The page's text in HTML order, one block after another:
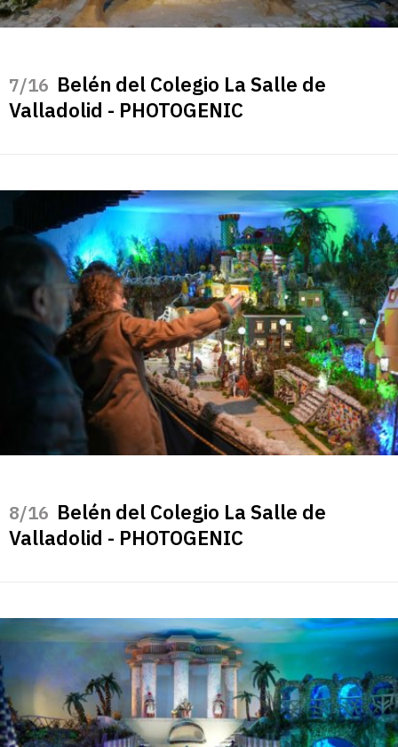
/16 Belén del Colegio La Salle de
Valladolid - PHOTOGENIC
/16 Belén del Colegio La Salle de
Valladolid - PHOTOGENIC